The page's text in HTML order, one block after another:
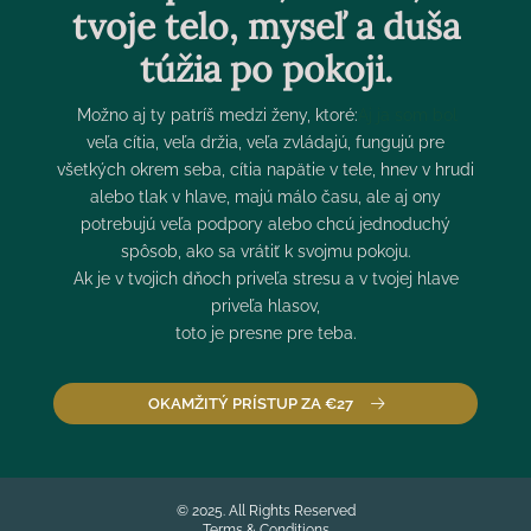
tvoje telo, myseľ a duša
túžia po pokoji.
Možno aj ty patríš medzi ženy, ktoré:
veľa cítia, veľa držia, veľa zvládajú, fungujú pre
všetkých okrem seba, cítia napätie v tele, hnev v hrudi
alebo tlak v hlave, majú málo času, ale aj ony
potrebujú veľa podpory alebo chcú jednoduchý
spôsob, ako sa vrátiť k svojmu pokoju.
Ak je v tvojich dňoch priveľa stresu a v tvojej hlave
priveľa hlasov,
toto je presne pre teba.
OKAMŽITÝ PRÍSTUP ZA €27
© 2025. All Rights Reserved